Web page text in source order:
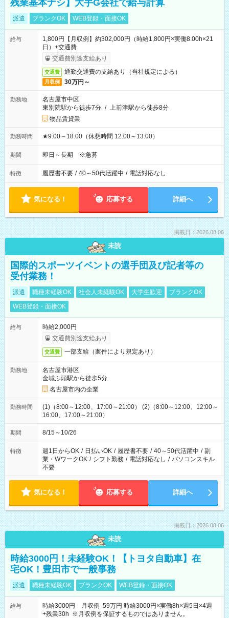
残業基本ナシ】大手G会社で給与計算
派遣 ブランクOK WEB登録・面接OK
給与
1,800円【月収例】約302,000円（時給1,800円×実働8.00h×21
日）+交通費
交通費別途支給あり
交通費 通勤交通費の支給あり（当社規定による）
月収例 30万円～
勤務地
名古屋市中区
東別院駅から徒歩7分 / 上前津駅から徒歩8分
物品賃貸業
勤務時間 ★9:00～18:00（休憩時間 12:00～13:00）
期間 即日～長期 ※急募
特徴 履歴書不要 / 40～50代活躍中 / 電話対応なし
気になる！ 応募する 詳細へ
掲載日：2026.08.06
未読
国際的スポーツイベントの選手団及び記者等の
受付業務！
派遣 職種未経験OK 社会人未経験OK 大学生歓迎
ブランクOK
WEB登録・面接OK
給与
時給2,000円
交通費別途支給あり
交通費 一部支給（案件により規定あり）
勤務地
名古屋市港区
金城ふ頭駅から徒歩5分
名古屋市内の企業
勤務時間
(1)（8:00～12:00、17:00～21:00） (2)（8:00～12:00、12:00～
16:00、17:00～21:00）
期間 8/15～10/26
特徴 週1日からOK / 日払いOK / 履歴書不要 / 40～50代活躍中 / 副
業・WワークOK / シフト勤務 / 電話対応なし / パソコンスキル
不要
気になる！ 応募する 詳細へ
掲載日：2026.08.06
未読
時給3000円！未経験OK！【トヨタ自動車】在
宅OK！豊田市で一般事務
派遣 職種未経験OK ブランクOK WEB登録・面接OK
給与
時給3000円 月収例 59万円 時給3000円×実働8h×週5日×4週
+残業30h ※月収例を保証するものではありません。